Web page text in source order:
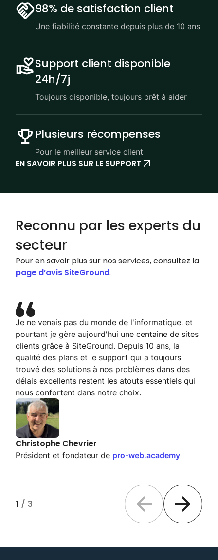
98% de satisfaction client
Une fiabilité constante depuis plus de 10 ans
Support client disponible
24h/7j
Toujours disponible, toujours prêt à aider
Plusieurs récompenses
Pour le meilleur service client
EN SAVOIR PLUS SUR LE SUPPORT
Reconnu par les experts du
secteur
Pour en savoir plus sur nos services, consultez la
page d’avis SiteGround.
Je ne venais pas du monde de l'informatique, et
pourtant je gère aujourd'hui une centaine de sites
clients grâce à SiteGround. Depuis 10 ans, la
qualité des plans et le support qui a toujours
trouvé des solutions à nos problèmes dans des
délais excellents restent les atouts essentiels qui
nous confortent dans notre choix.
Christophe Chevrier
Président et fondateur de pro-web.academy
Je gère l’entretien mensuel de la plupart des sites
web de mes clients et chaque fois que je suis
passé à Ultrafast PHP, la vitesse des pages a
augmenté d’environ 25 à 30 % sur les tests. Quoi
que vous fassiez, ça marche.
Vickie Florschuetz
Designer et développeur web chez
En matière d’hébergement, je privilégie les
performances, la fiabilité et l’assistance. Croyez-
moi, SiteGround est la meilleure option si vous ne
voulez pas perdre de temps à tout déchiffrer.
Oscar Rabasse
Co-fondateur depixweb.fr
1 / 3 Previous slide Next slide